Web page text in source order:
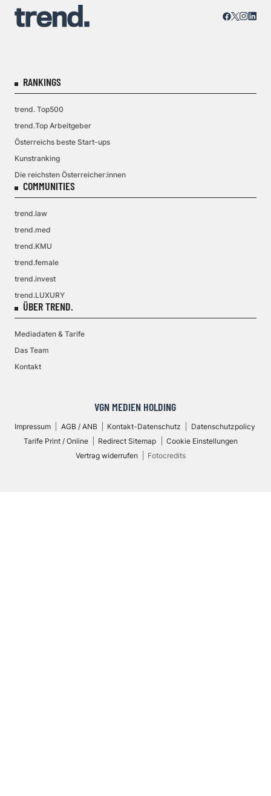
RANKINGS
trend. Top500
trend.Top Arbeitgeber
Österreichs beste Start-ups
Kunstranking
Die reichsten Österreicher:innen
COMMUNITIES
trend.law
trend.med
trend.KMU
trend.female
trend.invest
trend.LUXURY
ÜBER TREND.
Mediadaten & Tarife
Das Team
Kontakt
VGN MEDIEN HOLDING
Impressum AGB / ANB Kontakt-Datenschutz
Datenschutzpolicy
Tarife Print / Online
Redirect Sitemap
Cookie Einstellungen
Vertrag widerrufen
Fotocredits